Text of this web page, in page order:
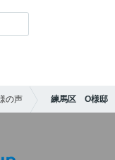
以内の中古戸建
／駐車スペー
で親身に対応
進めることが
りなど希望条件
の出会いのき
た事はありま
不安でした。
の声 練馬区 O様邸